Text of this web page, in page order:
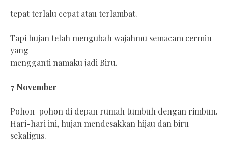
tepat terlalu cepat atau terlambat.
Tapi hujan telah mengubah wajahmu semacam cermin
yang
mengganti namaku jadi Biru.
7 November
Pohon-pohon di depan rumah tumbuh dengan rimbun.
Hari-hari ini, hujan mendesakkan hijau dan biru
sekaligus.